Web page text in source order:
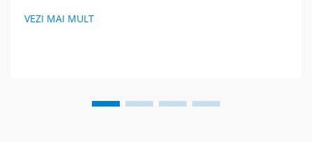
VEZI MAI MULT